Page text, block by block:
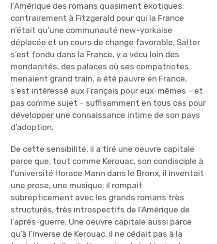
l’Amérique des romans quasiment exotiques;
contrairement à Fitzgerald pour qui la France
n’était qu’une communauté new-yorkaise
déplacée et un cours de change favorable, Salter
s’est fondu dans la France, y a vécu loin des
mondanités, des palaces où ses compatriotes
menaient grand train, a été pauvre en France,
s’est intéressé aux Français pour eux-mêmes – et
pas comme sujet – suffisamment en tous cas pour
développer une connaissance intime de son pays
d’adoption.
De cette sensibilité, il a tiré une oeuvre capitale
parce que, tout comme Kerouac, son condisciple à
l’université Horace Mann dans le Bronx, il inventait
une prose, une musique; il rompait
subrepticement avec les grands romans très
structurés, très introspectifs de l’Amérique de
l’après-guerre. Une oeuvre capitale aussi parce
qu’à l’inverse de Kerouac, il ne cédait pas à la